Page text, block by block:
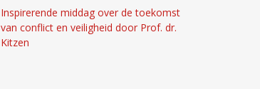
Inspirerende middag over de toekomst
van conflict en veiligheid door Prof. dr.
Kitzen